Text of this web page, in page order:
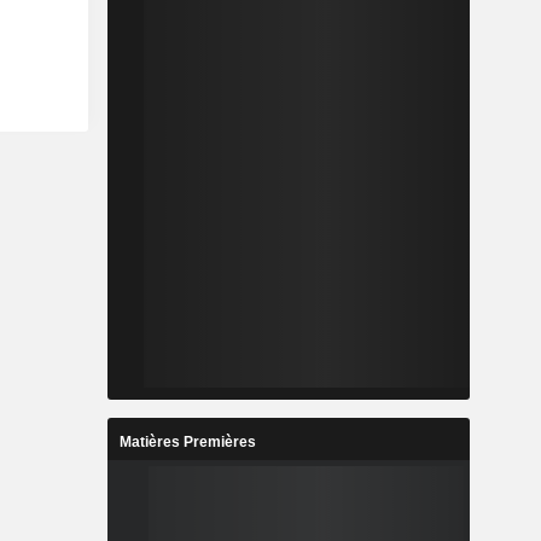
Matières Premières